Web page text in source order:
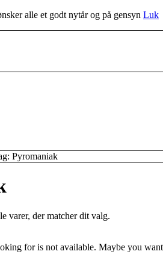
alle et godt nytår og på gensyn Luk
Pyromaniak
varer, der matcher dit valg.
for is not available. Maybe you